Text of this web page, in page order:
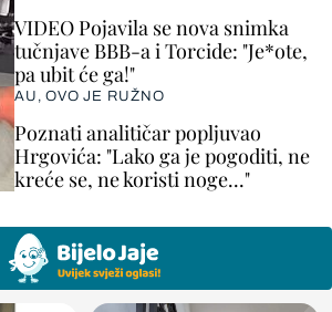
VIDEO Pojavila se nova snimka
tučnjave BBB-a i Torcide: "Je*ote,
pa ubit će ga!"
AU, OVO JE RUŽNO
Poznati analitičar popljuvao
Hrgovića: "Lako ga je pogoditi, ne
kreće se, ne koristi noge..."